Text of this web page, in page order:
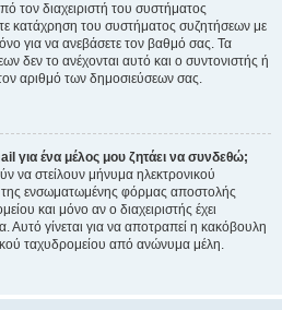
τον διαχειριστή του συστήματος
κατάχρηση του συστήματος συζητήσεων με
για να ανεβάσετε τον βαθμό σας. Τα
δεν το ανέχονται αυτό και ο συντονιστής ή
αριθμό των δημοσιεύσεων σας.
για ένα μέλος μου ζητάει να συνδεθώ;
να στείλουν μήνυμα ηλεκτρονικού
ενσωματωμένης φόρμας αποστολής
και μόνο αν ο διαχειριστής έχει
Αυτό γίνεται για να αποτραπεί η κακόβουλη
ταχυδρομείου από ανώνυμα μέλη.